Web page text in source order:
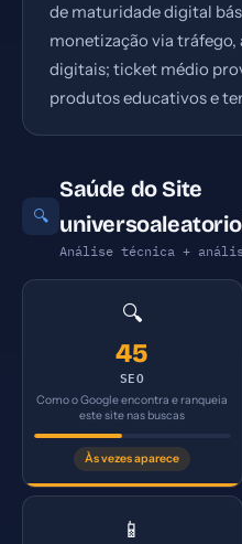
de maturidade digital
monetização via
digitais; ticket médio
produtos educativos e
🔍
Saúde do Site
Análise técnica +
🔍
45
SEO
Como o Google encontra e ranqueia
este site nas buscas
Às vezes aparece
📱